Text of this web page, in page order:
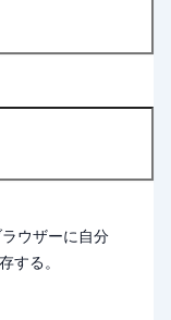
ウザーに自分
する。